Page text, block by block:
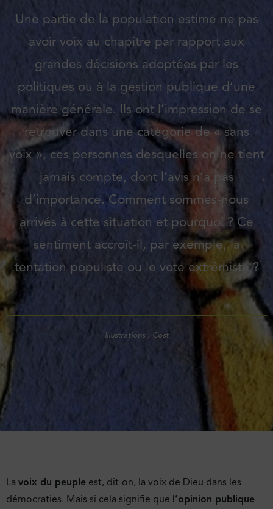
Une partie de la population estime ne pas
avoir voix au chapitre par rapport aux
grandes décisions adoptées par les
politiques ou à la gestion publique d’une
manière générale. Ils ont l’impression de se
retrouver dans une catégorie de « sans
voix », ces personnes desquelles on ne tient
jamais compte, dont l’avis n’a pas
d’importance. Comment sommes-nous
arrivés à cette situation et pourquoi ? Ce
sentiment accroît-il, par exemple, la
tentation populiste ou le vote extrémiste ?
Illustrations : Cost
La voix du peuple est, dit-on, la voix de Dieu dans les
démocraties. Mais si cela signifie que l’opinion publique